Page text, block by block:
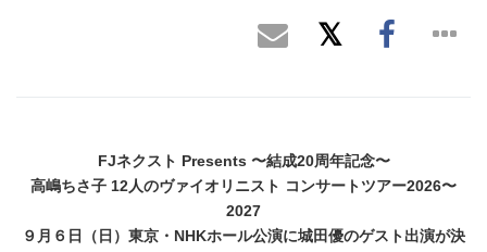
FJネクスト Presents 〜結成20周年記念〜
高嶋ちさ子 12人のヴァイオリニスト コンサートツアー2026〜
2027
９月６日（日）東京・ NHKホール公演に城田優のゲスト出演が決